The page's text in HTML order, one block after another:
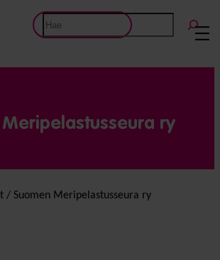
Etsi
ry
/ Suomen Meripelastusseura ry